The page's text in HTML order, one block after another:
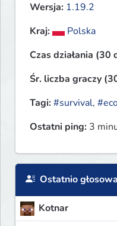
Wersja: 1.19.2
Kraj:
Polska
Czas działania (30
Śr. liczba graczy
Tagi:#survival,
Ostatni ping: 3
Ostatnio
Kotnar